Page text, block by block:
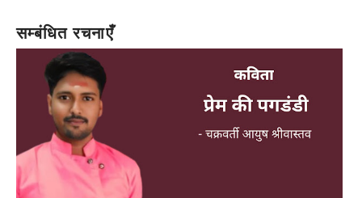
सम्बंधित रचनाएँ